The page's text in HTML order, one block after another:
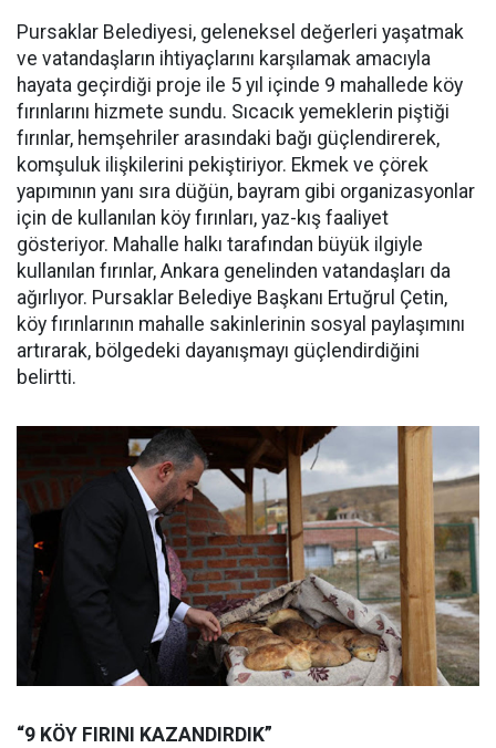
Pursaklar Belediyesi, geleneksel değerleri yaşatmak
ve vatandaşların ihtiyaçlarını karşılamak amacıyla
hayata geçirdiği proje ile 5 yıl içinde 9 mahallede köy
fırınlarını hizmete sundu. Sıcacık yemeklerin piştiği
fırınlar, hemşehriler arasındaki bağı güçlendirerek,
komşuluk ilişkilerini pekiştiriyor. Ekmek ve çörek
yapımının yanı sıra düğün, bayram gibi organizasyonlar
için de kullanılan köy fırınları, yaz-kış faaliyet
gösteriyor. Mahalle halkı tarafından büyük ilgiyle
kullanılan fırınlar, Ankara genelinden vatandaşları da
ağırlıyor. Pursaklar Belediye Başkanı Ertuğrul Çetin,
köy fırınlarının mahalle sakinlerinin sosyal paylaşımını
artırarak, bölgedeki dayanışmayı güçlendirdiğini
belirtti.
“9 KÖY FIRINI KAZANDIRDIK”